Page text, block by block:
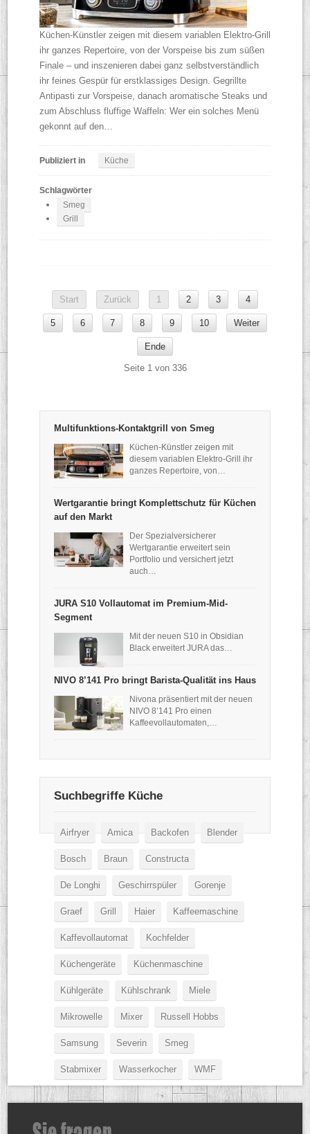
Küchen-Künstler zeigen mit diesem variablen Elektro-Grill
ihr ganzes Repertoire, von der Vorspeise bis zum süßen
Finale – und inszenieren dabei ganz selbstverständlich
ihr feines Gespür für erstklassiges Design. Gegrillte
Antipasti zur Vorspeise, danach aromatische Steaks und
zum Abschluss fluffige Waffeln: Wer ein solches Menü
gekonnt auf den…
Publiziert in Küche
Schlagwörter
Smeg
Grill
Start Zurück 1 2 3 4
5 6 7 8 9 10 Weiter
Ende
Seite 1 von 336
Multifunktions-Kontaktgrill von Smeg
Küchen-Künstler zeigen mit
diesem variablen Elektro-Grill ihr
ganzes Repertoire, von…
Wertgarantie bringt Komplettschutz für Küchen
auf den Markt
Der Spezialversicherer
Wertgarantie erweitert sein
Portfolio und versichert jetzt
auch…
JURA S10 Vollautomat im Premium-Mid-
Segment
Mit der neuen S10 in Obsidian
Black erweitert JURA das…
NIVO 8’141 Pro bringt Barista-Qualität ins Haus
Nivona präsentiert mit der neuen
NIVO 8’141 Pro einen
Kaffeevollautomaten,…
Suchbegriffe Küche
Airfryer Amica Backofen Blender
Bosch Braun Constructa
De Longhi Geschirrspüler Gorenje
Graef Grill Haier Kaffeemaschine
Kaffevollautomat Kochfelder
Küchengeräte Küchenmaschine
Kühlgeräte Kühlschrank Miele
Mikrowelle Mixer Russell Hobbs
Samsung Severin Smeg
Stabmixer Wasserkocher WMF